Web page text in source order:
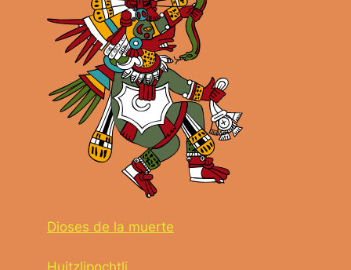
Dioses de la muerte
Huitzlipochtli